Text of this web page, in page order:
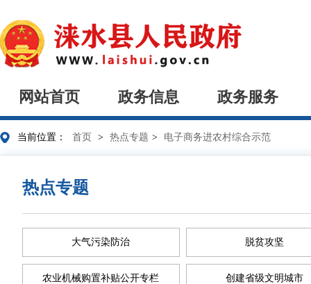
网站首页 政务信息 政务服务
当前位置： 首页 > 热点专题 > 电子商务进农村综合示范
热点专题
大气污染防治 脱贫攻坚
农业机械购置补贴公开专栏 创建省级文明城市